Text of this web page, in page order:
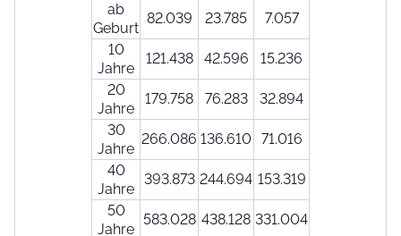
ab
Geburt
82.039 23.785
7.057
10
Jahre
121.438 42.596
15.236
20
Jahre
179.758 76.283
32.894
30
Jahre
266.086 136.610 71.016
40
Jahre
393.873 244.694 153.319
50
Jahre
583.028 438.128 331.004